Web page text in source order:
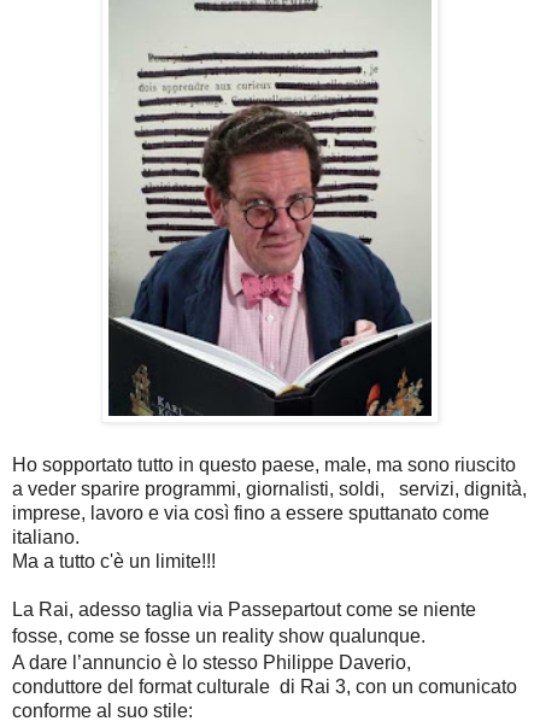
Ho sopportato tutto in questo paese, male, ma sono riuscito
a veder sparire programmi, giornalisti, soldi, servizi, dignità,
imprese, lavoro e via così fino a essere sputtanato come
italiano.
Ma a tutto c'è un limite!!!
La Rai, adesso taglia via Passepartout come se niente
fosse, come se fosse un reality show qualunque.
A dare l’annuncio è lo stesso Philippe Daverio,
conduttore del format culturale di Rai 3, con un comunicato
conforme al suo stile: